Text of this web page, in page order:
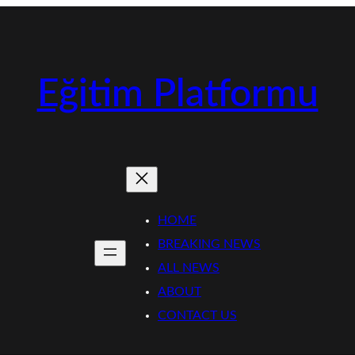
Eğitim Platformu
HOME
BREAKING NEWS
ALL NEWS
ABOUT
CONTACT US